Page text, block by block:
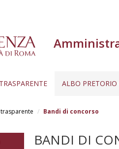
ALBO PRETORIO
Bandi di concorso
BANDI DI